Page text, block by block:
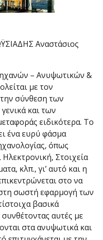
Αναστάσιος
– Ανυψωτικών &
με τον
σύνθεση των
και των
ειδικότερα. Το
ένα ευρύ φάσμα
όπως
Στοιχεία
κλπ., γι’ αυτό και η
στο να
σωστή εφαρμογή των
βασικά
αυτές με
στα ανυψωτικά και